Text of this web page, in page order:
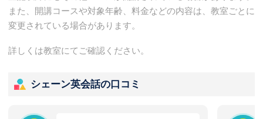
また、開講コースや対象年齢、料金などの内容は、教室ごとに
変更されている場合があります。
詳しくは教室にてご確認ください。
シェーン英会話の口コミ